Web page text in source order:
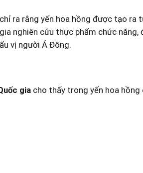
ra rằng‌ yến hoa hồng​ được tạo
nghiên cứu‍ thực phẩm chức
vị người Á Đông.
gia cho ⁢thấy trong yến hoa ⁤hồng